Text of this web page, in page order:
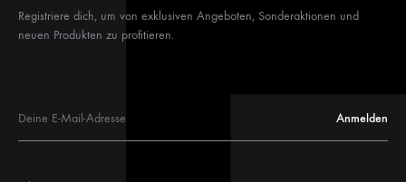
Registriere dich, um von exklusiven Angeboten, Sonderaktionen und
neuen Produkten zu profitieren.